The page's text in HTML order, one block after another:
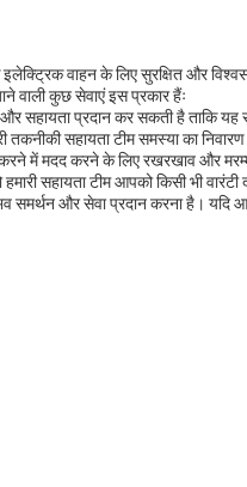
वाहन के लिए सुरक्षित और
वाली कुछ सेवाएं इस प्रकार हैंः
और सहायता प्रदान कर सकती है
तकनीकी सहायता टीम समस्या का
में मदद करने के लिए रखरखाव और
सहायता टीम आपको किसी भी
समर्थन और सेवा प्रदान करना है।